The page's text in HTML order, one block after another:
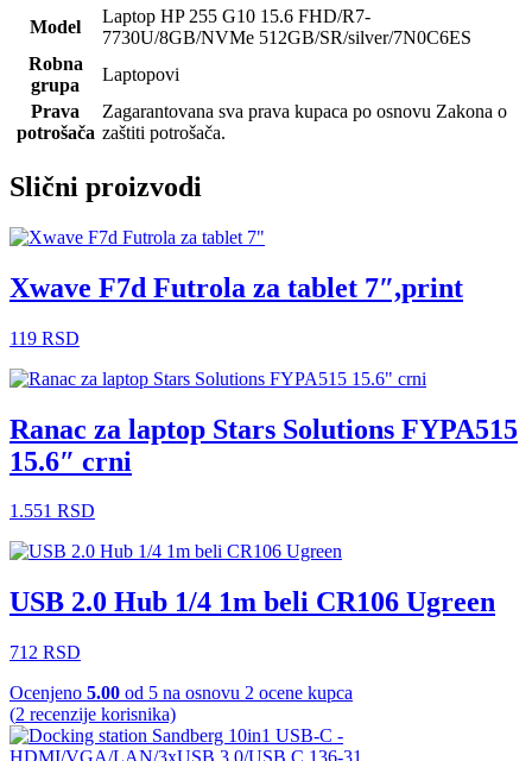
Model
Laptop HP 255 G10 15.6 FHD/R7-
7730U/8GB/NVMe 512GB/SR/silver/7N0C6ES
Robna
grupa
Laptopovi
Prava
potrošača
Zagarantovana sva prava kupaca po osnovu Zakona o
zaštiti potrošača.
Slični proizvodi
Xwave F7d Futrola za tablet 7″,print
119 RSD
Ranac za laptop Stars Solutions FYPA515
15.6″ crni
1.551 RSD
USB 2.0 Hub 1/4 1m beli CR106 Ugreen
712 RSD
Ocenjeno 5.00 od 5 na osnovu 2 ocene kupca
(2 recenzije korisnika)